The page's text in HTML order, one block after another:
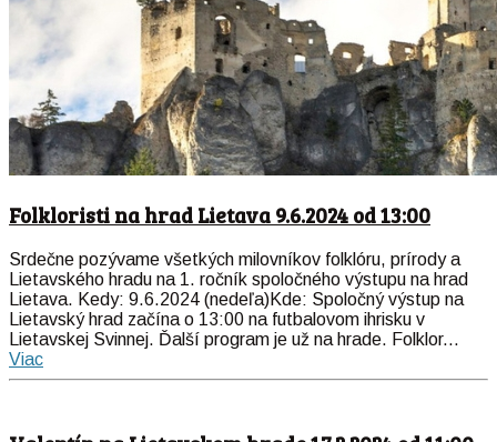
Folkloristi na hrad Lietava 9.6.2024 od 13:00
Srdečne pozývame všetkých milovníkov folklóru, prírody a
Lietavského hradu na 1. ročník spoločného výstupu na hrad
Lietava. Kedy: 9.6.2024 (nedeľa)Kde: Spoločný výstup na
Lietavský hrad začína o 13:00 na futbalovom ihrisku v
Lietavskej Svinnej. Ďalší program je už na hrade. Folklor...
Viac